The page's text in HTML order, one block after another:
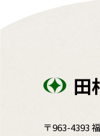
田
〒963-4393